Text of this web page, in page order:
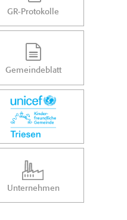
GR-Protokolle
Gemeindeblatt
Unternehmen